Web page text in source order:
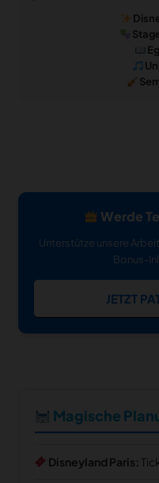
Werde
Unterstütze unsere
Bonus-
JETZT
Magische
Disneyland Paris: